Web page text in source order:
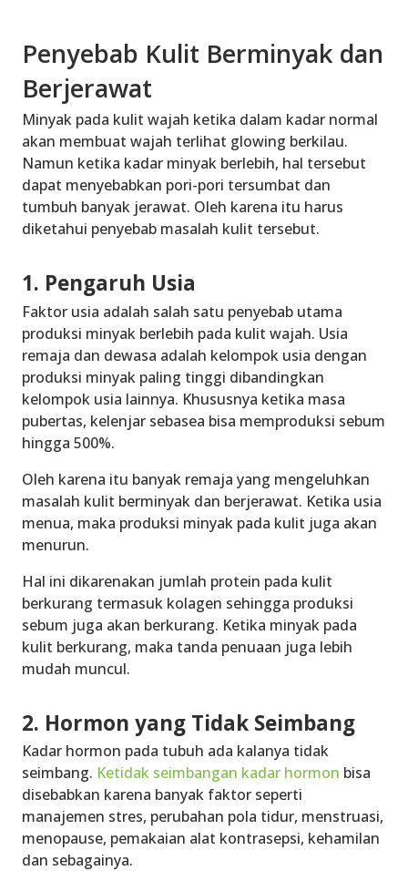
Penyebab Kulit Berminyak dan
Berjerawat
Minyak pada kulit wajah ketika dalam kadar normal
akan membuat wajah terlihat glowing berkilau.
Namun ketika kadar minyak berlebih, hal tersebut
dapat menyebabkan pori-pori tersumbat dan
tumbuh banyak jerawat. Oleh karena itu harus
diketahui penyebab masalah kulit tersebut.
1. Pengaruh Usia
Faktor usia adalah salah satu penyebab utama
produksi minyak berlebih pada kulit wajah. Usia
remaja dan dewasa adalah kelompok usia dengan
produksi minyak paling tinggi dibandingkan
kelompok usia lainnya. Khususnya ketika masa
pubertas, kelenjar sebasea bisa memproduksi sebum
hingga 500%.
Oleh karena itu banyak remaja yang mengeluhkan
masalah kulit berminyak dan berjerawat. Ketika usia
menua, maka produksi minyak pada kulit juga akan
menurun.
Hal ini dikarenakan jumlah protein pada kulit
berkurang termasuk kolagen sehingga produksi
sebum juga akan berkurang. Ketika minyak pada
kulit berkurang, maka tanda penuaan juga lebih
mudah muncul.
2. Hormon yang Tidak Seimbang
Kadar hormon pada tubuh ada kalanya tidak
seimbang. Ketidak seimbangan kadar hormon bisa
disebabkan karena banyak faktor seperti
manajemen stres, perubahan pola tidur, menstruasi,
menopause, pemakaian alat kontrasepsi, kehamilan
dan sebagainya.